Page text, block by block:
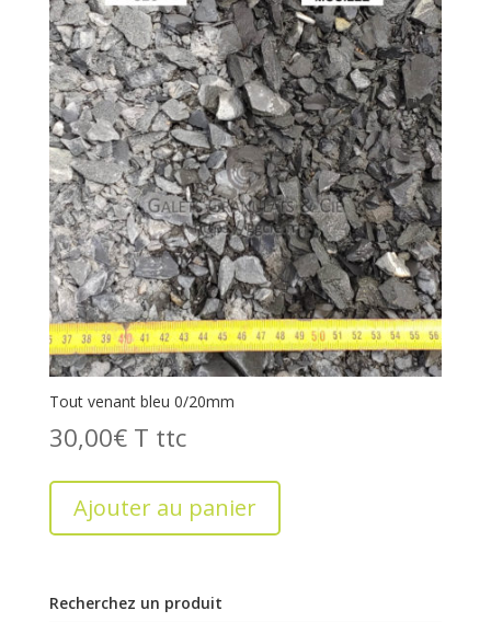
Tout venant bleu 0/20mm
30,00€ T
Ajouter au panier
Recherchez un produit